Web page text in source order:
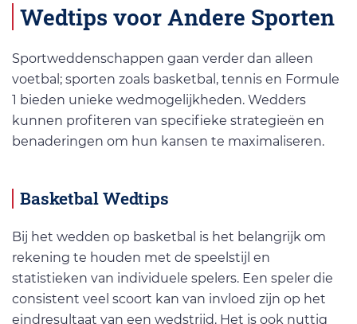
Wedtips voor Andere Sporten
Sportweddenschappen gaan verder dan alleen
voetbal; sporten zoals basketbal, tennis en Formule
1 bieden unieke wedmogelijkheden. Wedders
kunnen profiteren van specifieke strategieën en
benaderingen om hun kansen te maximaliseren.
Basketbal Wedtips
Bij het wedden op basketbal is het belangrijk om
rekening te houden met de speelstijl en
statistieken van individuele spelers. Een speler die
consistent veel scoort kan van invloed zijn op het
eindresultaat van een wedstrijd. Het is ook nuttig